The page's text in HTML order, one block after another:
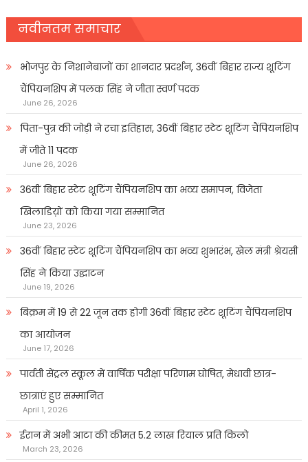
नवीनतम समाचार
भोजपुर के निशानेबाजों का शानदार प्रदर्शन, 36वीं बिहार राज्य शूटिंग
चैंपियनशिप में पलक सिंह ने जीता स्वर्ण पदक
June 26, 2026
पिता-पुत्र की जोड़ी ने रचा इतिहास, 36वीं बिहार स्टेट शूटिंग चैंपियनशिप
में जीते 11 पदक
June 26, 2026
36वीं बिहार स्टेट शूटिंग चैंपियनशिप का भव्य समापन, विजेता
खिलाडिय़ों को किया गया सम्मानित
June 23, 2026
36वीं बिहार स्टेट शूटिंग चैंपियनशिप का भव्य शुभारंभ, खेल मंत्री श्रेयसी
सिंह ने किया उद्घाटन
June 19, 2026
बिक्रम में 19 से 22 जून तक होगी 36वीं बिहार स्टेट शूटिंग चैंपियनशिप
का आयोजन
June 17, 2026
पार्वती सेंट्रल स्कूल में वार्षिक परीक्षा परिणाम घोषित, मेधावी छात्र-
छात्राएं हुए सम्मानित
April 1, 2026
ईरान में अभी आटा की कीमत 5.2 लाख रियाल प्रति किलो
March 23, 2026